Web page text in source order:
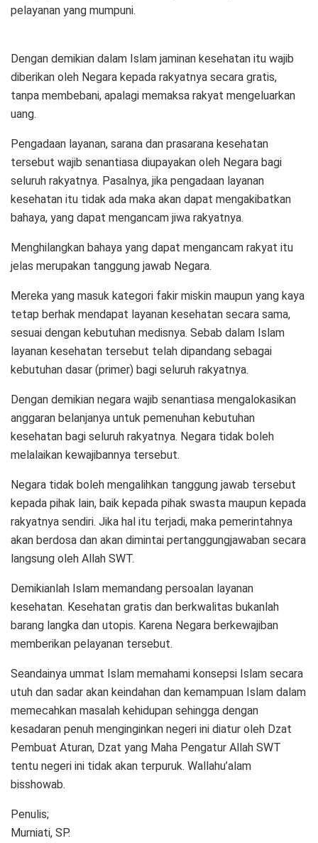
pelayanan yang mumpuni.
Dengan demikian dalam Islam jaminan kesehatan itu wajib
diberikan oleh Negara kepada rakyatnya secara gratis,
tanpa membebani, apalagi memaksa rakyat mengeluarkan
uang.
Pengadaan layanan, sarana dan prasarana kesehatan
tersebut wajib senantiasa diupayakan oleh Negara bagi
seluruh rakyatnya. Pasalnya, jika pengadaan layanan
kesehatan itu tidak ada maka akan dapat mengakibatkan
bahaya, yang dapat mengancam jiwa rakyatnya.
Menghilangkan bahaya yang dapat mengancam rakyat itu
jelas merupakan tanggung jawab Negara.
Mereka yang masuk kategori fakir miskin maupun yang kaya
tetap berhak mendapat layanan kesehatan secara sama,
sesuai dengan kebutuhan medisnya. Sebab dalam Islam
layanan kesehatan tersebut telah dipandang sebagai
kebutuhan dasar (primer) bagi seluruh rakyatnya.
Dengan demikian negara wajib senantiasa mengalokasikan
anggaran belanjanya untuk pemenuhan kebutuhan
kesehatan bagi seluruh rakyatnya. Negara tidak boleh
melalaikan kewajibannya tersebut.
Negara tidak boleh mengalihkan tanggung jawab tersebut
kepada pihak lain, baik kepada pihak swasta maupun kepada
rakyatnya sendiri. Jika hal itu terjadi, maka pemerintahnya
akan berdosa dan akan dimintai pertanggungjawaban secara
langsung oleh Allah SWT.
Demikianlah Islam memandang persoalan layanan
kesehatan. Kesehatan gratis dan berkwalitas bukanlah
barang langka dan utopis. Karena Negara berkewajiban
memberikan pelayanan tersebut.
Seandainya ummat Islam memahami konsepsi Islam secara
utuh dan sadar akan keindahan dan kemampuan Islam dalam
memecahkan masalah kehidupan sehingga dengan
kesadaran penuh menginginkan negeri ini diatur oleh Dzat
Pembuat Aturan, Dzat yang Maha Pengatur Allah SWT
tentu negeri ini tidak akan terpuruk. Wallahu’alam
bisshowab.
Penulis;
Murniati, SP.